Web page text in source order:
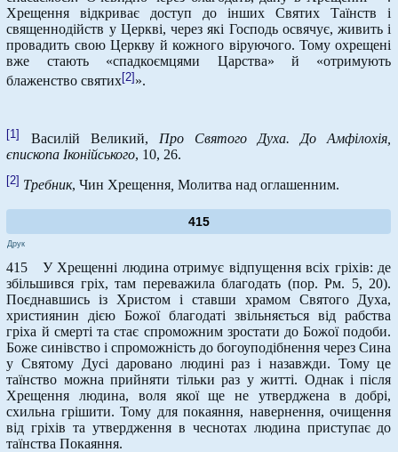
Хрещення відкриває доступ до інших Святих Таїнств і
священнодійств у Церкві, через які Господь освячує, живить і
провадить свою Церкву й кожного віруючого. Тому охрещені
вже стають «спадкоємцями Царства» й «отримують
блаженство святих[2]».
[1] Василій Великий, Про Святого Духа. До Амфілохія,
єпископа Іконійського, 10, 26.
[2] Требник, Чин Хрещення Молитва над оглашенним.
415
Друк
415 У Хрещенні людина отримує відпущення всіх гріхів: де
збільшився гріх, там переважила благодать (пор. Рм. 5, 20).
Поєднавшись із Христом і ставши храмом Святого Духа,
християнин дією Божої благодаті звільняється від рабства
гріха й смерті та стає спроможним зростати до Божої подоби.
Боже синівство і спроможність до богоуподібнення через Сина
у Святому Дусі даровано людині раз і назавжди. Тому це
таїнство можна прийняти тільки раз у житті. Однак і після
Хрещення людина, воля якої ще не утверджена в добрі,
схильна грішити. Тому для покаяння, навернення, очищення
від гріхів та утвердження в чеснотах людина приступає до
таїнства Покаяння.